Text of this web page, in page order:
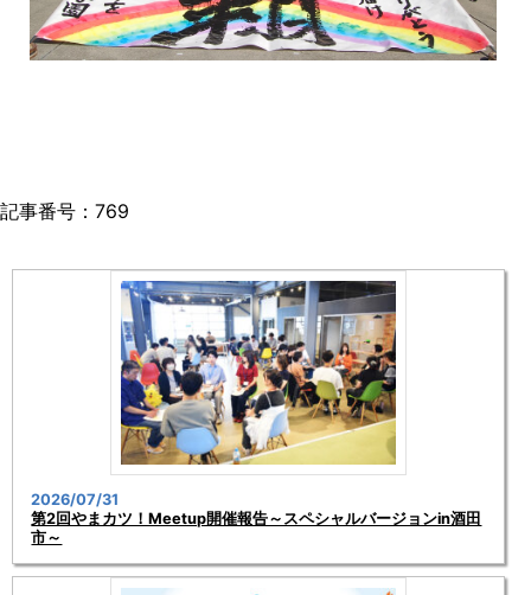
記事番号：769
2026/07/31
第2回やまカツ！Meetup開催報告～スペシャルバージョンin酒田
市～